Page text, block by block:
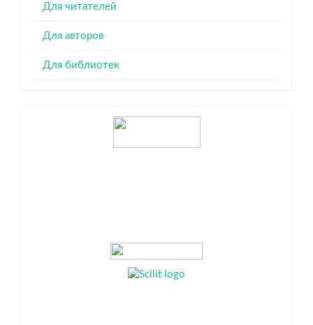
Для читателей
Для авторов
Для библиотек
Индексация